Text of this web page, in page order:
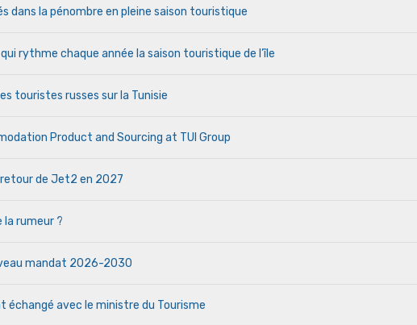
dans la pénombre en pleine saison touristique
rythme chaque année la saison touristique de l’île
touristes russes sur la Tunisie
Product and Sourcing at TUI Group
retour de Jet2 en 2027
la rumeur ?
mandat 2026-2030
échangé avec le ministre du Tourisme